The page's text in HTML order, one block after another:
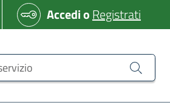
AccedioRegistrati